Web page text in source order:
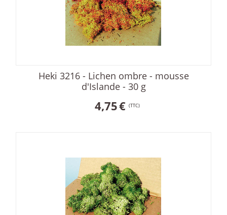
Heki 3216 - Lichen ombre - mousse
d'Islande - 30 g
4,75€ (TTC)